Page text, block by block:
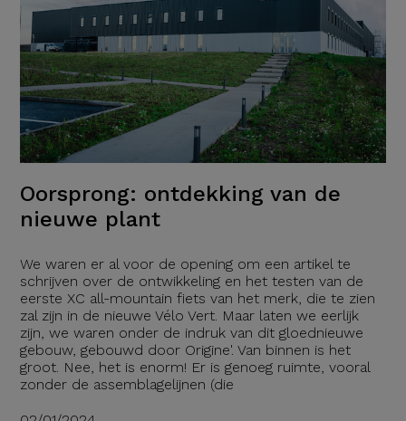
Oorsprong: ontdekking van de
nieuwe plant
We waren er al voor de opening om een artikel te
schrijven over de ontwikkeling en het testen van de
eerste XC all-mountain fiets van het merk, die te zien
zal zijn in de nieuwe Vélo Vert. Maar laten we eerlijk
zijn, we waren onder de indruk van dit gloednieuwe
gebouw, gebouwd door Origine'. Van binnen is het
groot. Nee, het is enorm! Er is genoeg ruimte, vooral
zonder de assemblagelijnen (die